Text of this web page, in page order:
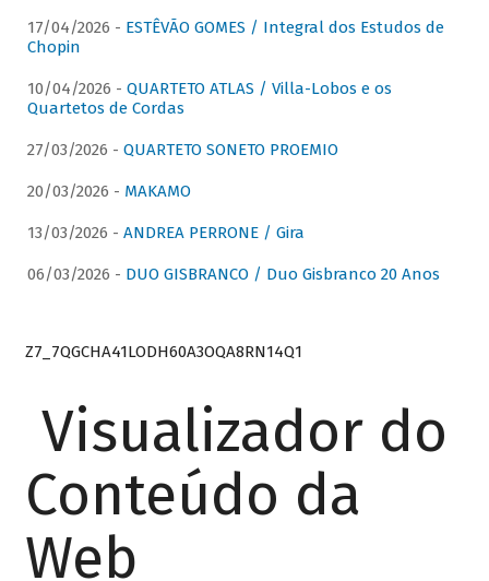
17/04/2026 - ESTÊVÃO GOMES / Integral dos Estudos de
Chopin
10/04/2026 - QUARTETO ATLAS / Villa-Lobos e os
Quartetos de Cordas
27/03/2026 - QUARTETO SONETO PROEMIO
20/03/2026 - MAKAMO
13/03/2026 - ANDREA PERRONE / Gira
06/03/2026 - DUO GISBRANCO / Duo Gisbranco 20 Anos
Z7_7QGCHA41LODH60A3OQA8RN14Q1
Visualizador do
Conteúdo da
Web